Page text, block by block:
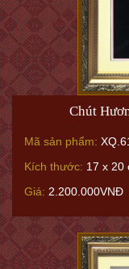
Chút
Mã sản phẩm:
Kích thước: 17 x 20
Giá: 2.200.000VNĐ